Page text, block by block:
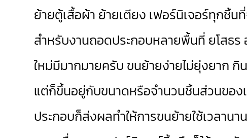
ย้ายตู้เสื้อผ้า ย้ายเตียง เฟอร์นิเจอร์ทุกชิ้น
สำหรับงานถอดประกอบหลายพื้นที่ ยโสธร
ใหม่มีมากมายครับ ขนย้ายง่ายไม่ยุ่งยาก
แต่ก็ขึ้นอยู่กับขนาดหรือจำนวนชิ้นส่วนของ
ประกอบก็ส่งผลทำให้การขนย้ายใช้เวลาน